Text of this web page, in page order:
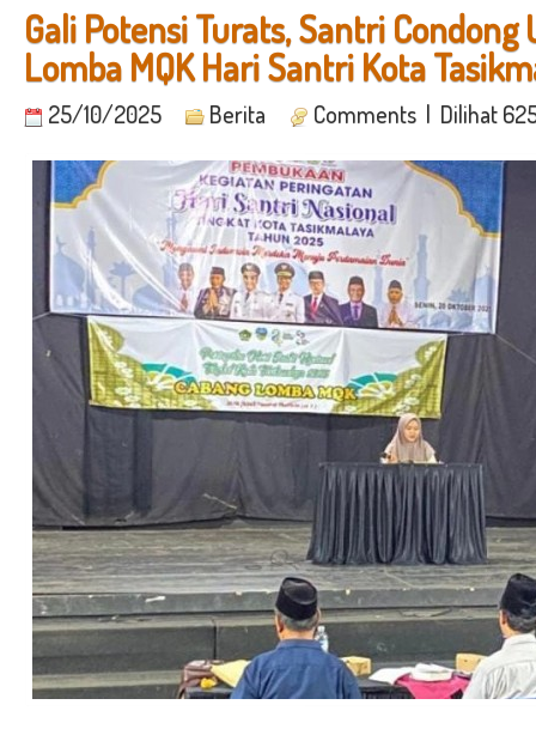
Gali Potensi Turats, Santri Condong
Lomba MQK Hari Santri Kota
25/10/2025 Berita Comments | Dilihat